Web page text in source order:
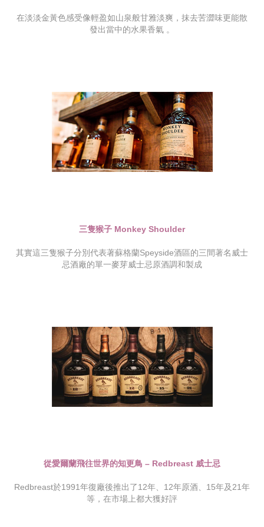
在淡淡金黃色感受像輕盈如山泉般甘雅淡爽，抹去苦澀味更能散
發出當中的水果香氣 。
三隻猴子 Monkey Shoulder
其實這三隻猴子分別代表著蘇格蘭Speyside酒區的三間著名威士
忌酒廠的單一麥芽威士忌原酒調和製成
從愛爾蘭飛往世界的知更鳥 – Redbreast 威士忌
Redbreast於1991年復廠後推出了12年、12年原酒、15年及21年
等，在市場上都大獲好評